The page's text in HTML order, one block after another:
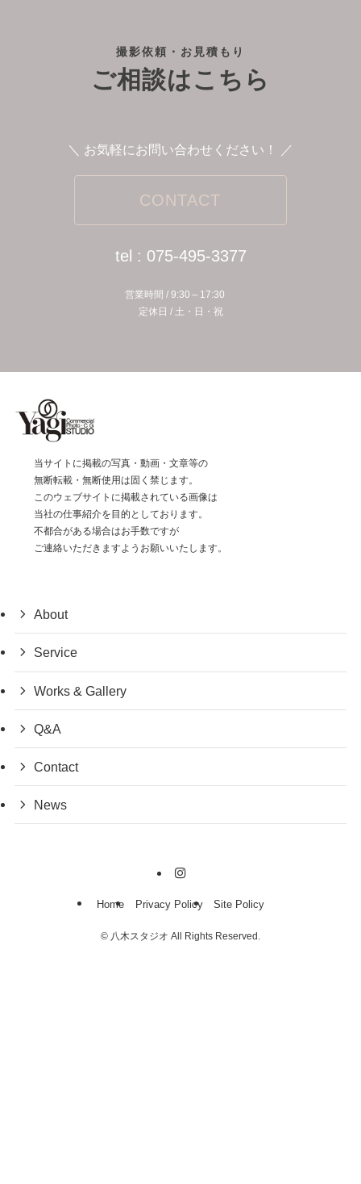
撮影依頼・お見積もり
ご相談はこちら
＼ お気軽にお問い合わせください！ ／
CONTACT
tel : 075-495-3377
営業時間 / 9:30～17:30
定休⽇ / ⼟・⽇・祝
当サイトに掲載の写真・動画・文章等の
無断転載・無断使用は固く禁じます。
このウェブサイトに掲載されている画像は
当社の仕事紹介を目的としております。
不都合がある場合はお手数ですが
ご連絡いただきますようお願いいたします。
About
Service
Works & Gallery
Q&A
Contact
News
Home Privacy Policy Site Policy
© 八木スタジオ All Rights Reserved.